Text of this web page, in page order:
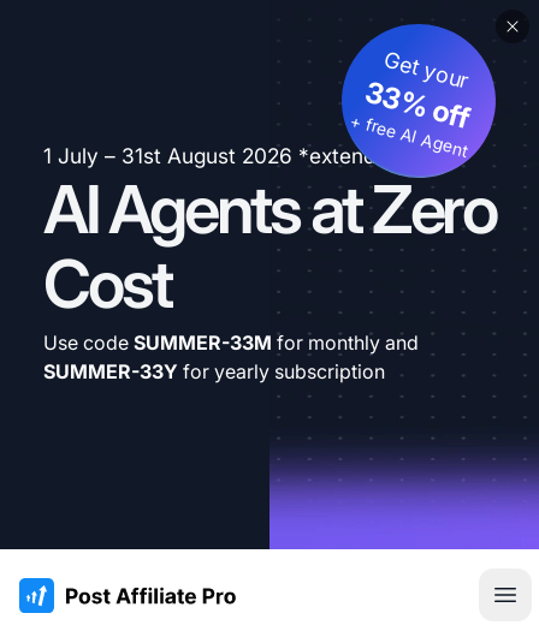
1 July – 31st August 2026 *extended
AI Agents at Zero
Cost
Get your
33% off
+ free AI Agent
Use code SUMMER-33M for monthly and
SUMMER-33Y for yearly subscription
:site.title